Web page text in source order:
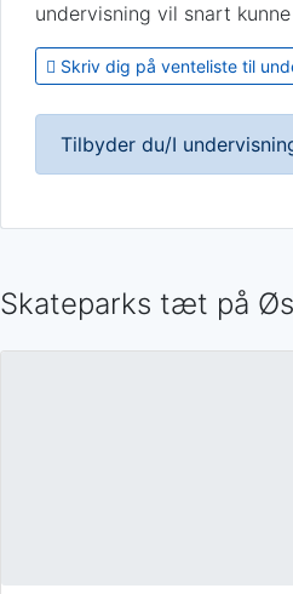
undervisning vil snart
Skriv dig på venteliste til
Tilbyder du/I
Skateparks tæt på